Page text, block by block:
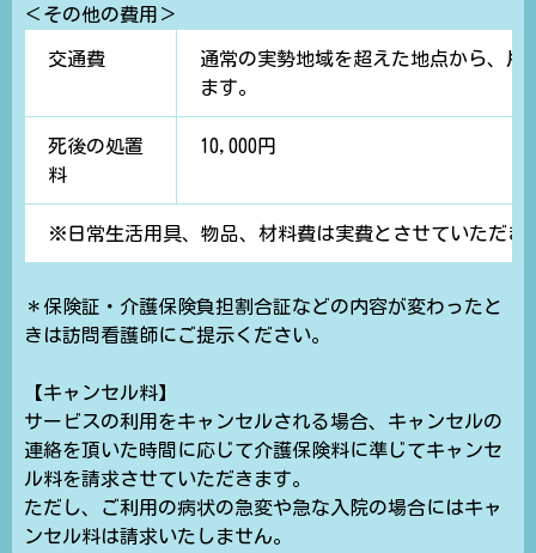
＜その他の費用＞
交通費
通常の実勢地域を超えた地点から、
ます。
死後の処置
料
10,000円
※日常生活用具、物品、材料費は実費とさせていただき
＊保険証・介護保険負担割合証などの内容が変わったと
きは訪問看護師にご提示ください。
【キャンセル料】
サービスの利用をキャンセルされる場合、キャンセルの
連絡を頂いた時間に応じて介護保険料に準じてキャンセ
ル料を請求させていただきます。
ただし、ご利用の病状の急変や急な入院の場合にはキャ
ンセル料は請求いたしません。